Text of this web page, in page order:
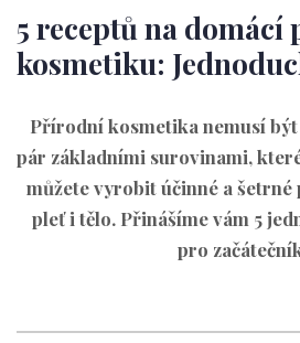
5 receptů na
kosmetiku:
Přírodní kosmetika nemusí být
pár základními surovinami,
můžete vyrobit účinné a
pleť i tělo. Přinášíme vám 5
pro